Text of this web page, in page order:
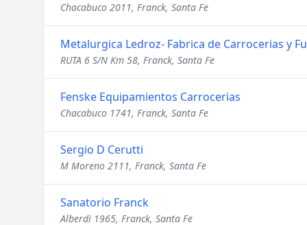
Chacabuco 2011, Franck, Santa Fe
Metalurgica Ledroz- Fabrica de Carrocerias y
RUTA 6 S/N Km 58, Franck, Santa Fe
Fenske Equipamientos Carrocerias
Chacabuco 1741, Franck, Santa Fe
Sergio D Cerutti
M Moreno 2111, Franck, Santa Fe
Sanatorio Franck
Alberdi 1965, Franck, Santa Fe